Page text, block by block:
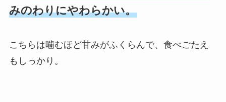
みのわりにやわらかい。
こちらは噛むほど甘みがふくらんで、食べごたえ
もしっかり。